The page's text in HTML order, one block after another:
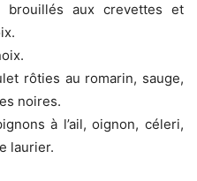
aux crevettes et
rôties au romarin, sauge,
noires.
à l’ail, oignon, céleri,
laurier.